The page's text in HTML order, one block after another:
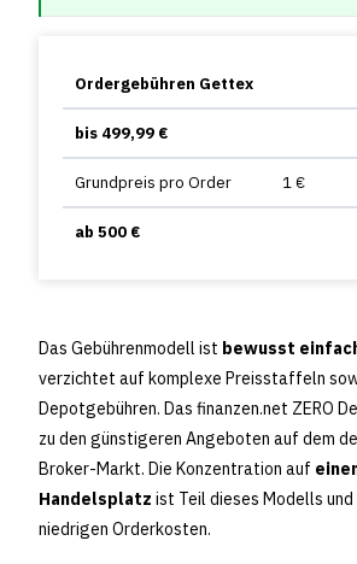
Ordergebühren Gettex
bis 499,99 €
Grundpreis pro Order 1 €
ab 500 €
Das Gebührenmodell ist bewusst
verzichtet auf komplexe Preisstaffeln
Depotgebühren. Das finanzen.net ZERO
zu den günstigeren Angeboten auf dem
Broker-Markt. Die Konzentration auf
Handelsplatz ist Teil dieses Modells
niedrigen Orderkosten.